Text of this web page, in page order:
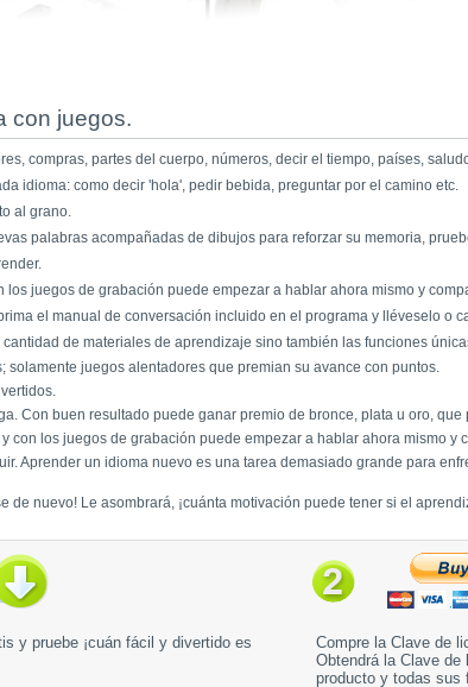
con juegos.
compras, partes del cuerpo, números, decir el tiempo, países,
idioma: como decir 'hola', pedir bebida, preguntar por el camino etc.
al grano.
palabras acompañadas de dibujos para reforzar su memoria,
los juegos de grabación puede empezar a hablar ahora mismo y
el manual de conversación incluido en el programa y lléveselo o
de materiales de aprendizaje sino también las funciones
solamente juegos alentadores que premian su avance con puntos.
Con buen resultado puede ganar premio de bronce, plata u oro,
con los juegos de grabación puede empezar a hablar ahora mismo y
Aprender un idioma nuevo es una tarea demasiado grande para
de nuevo! Le asombrará, ¡cuánta motivación puede tener si el
y pruebe ¡cuán fácil y divertido es
Compre la Clave de
Obtendrá la Clave
producto y todas sus